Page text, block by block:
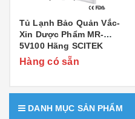
Tủ Lạnh Bảo Quản Vắc-
Xin Dược Phẩm MR-
5V100 Hãng SCITEK
Hàng có sẵn
DANH MỤC SẢN PHẨM